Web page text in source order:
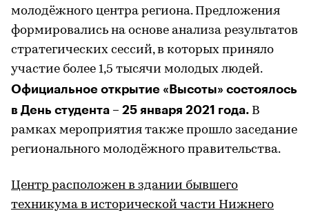
молодёжного центра региона. Предложения
формировались на основе анализа результатов
стратегических сессий, в которых приняло
участие более 1,5 тысячи молодых людей.
Официальное открытие «Высоты» состоялось
в День студента – 25 января 2021 года. В
рамках мероприятия также прошло заседание
регионального молодёжного правительства.
Центр расположен в здании бывшего
техникума в исторической части Нижнего